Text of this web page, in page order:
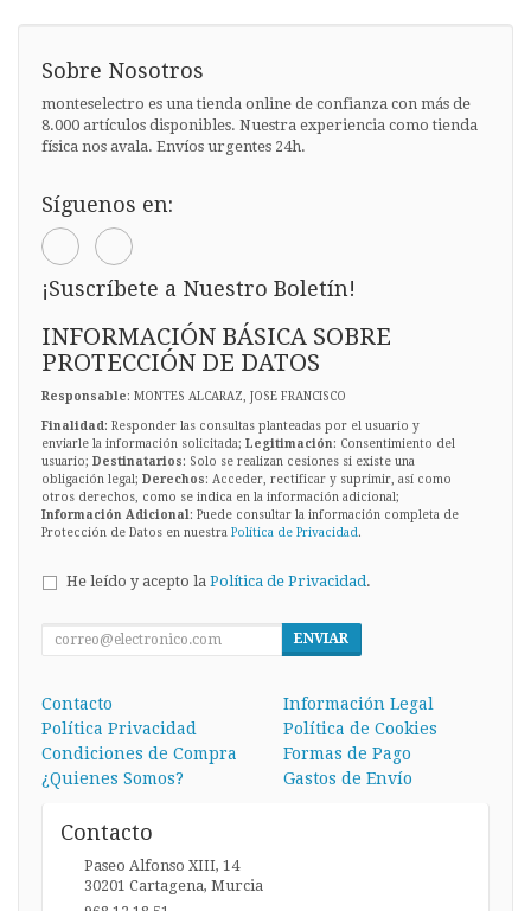
Sobre Nosotros
monteselectro es una tienda online de confianza con más de
8.000 artículos disponibles. Nuestra experiencia como tienda
física nos avala. Envíos urgentes 24h.
Síguenos en:
¡Suscríbete a Nuestro Boletín!
INFORMACIÓN BÁSICA SOBRE
PROTECCIÓN DE DATOS
Responsable: MONTES ALCARAZ, JOSE FRANCISCO
Finalidad : Responder las consultas planteadas por el usuario y
enviarle la información solicitada; Legitimación: Consentimiento del
usuario; Destinatarios: Solo se realizan cesiones si existe una
obligación legal; Derechos: Acceder, rectificar y suprimir, así como
otros derechos, como se indica en la información adicional;
Información Adicional : Puede consultar la información completa de
Protección de Datos en nuestra Política de Privacidad .
He leído y acepto la Política de Privacidad.
ENVIAR
Contacto
Información Legal
Política Privacidad
Política de Cookies
Condiciones de Compra
Formas de Pago
¿Quienes Somos?
Gastos de Envío
Contacto
Paseo Alfonso XIII, 14
30201 Cartagena, Murcia